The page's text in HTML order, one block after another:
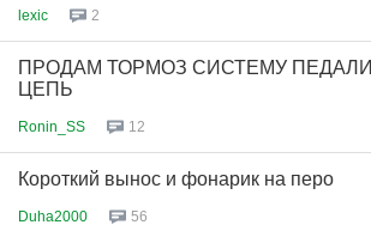
lexic 2
ПРОДАМ ТОРМОЗ СИСТЕМУ ПЕДАЛИ
ЦЕПЬ
Ronin_SS 12
Короткий вынос и фонарик на перо
Duha2000 56